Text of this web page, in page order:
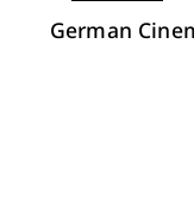
German